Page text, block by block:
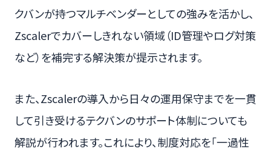
クバンが持つマルチベンダーとしての強みを活かし、
Zscalerでカバーしきれない領域（ID管理やログ対策
など）を補完する解決策が提示されます。
また、Zscalerの導入から日々の運用保守までを一貫
して引き受けるテクバンのサポート体制についても
解説が行われます。これにより、制度対応を「一過性